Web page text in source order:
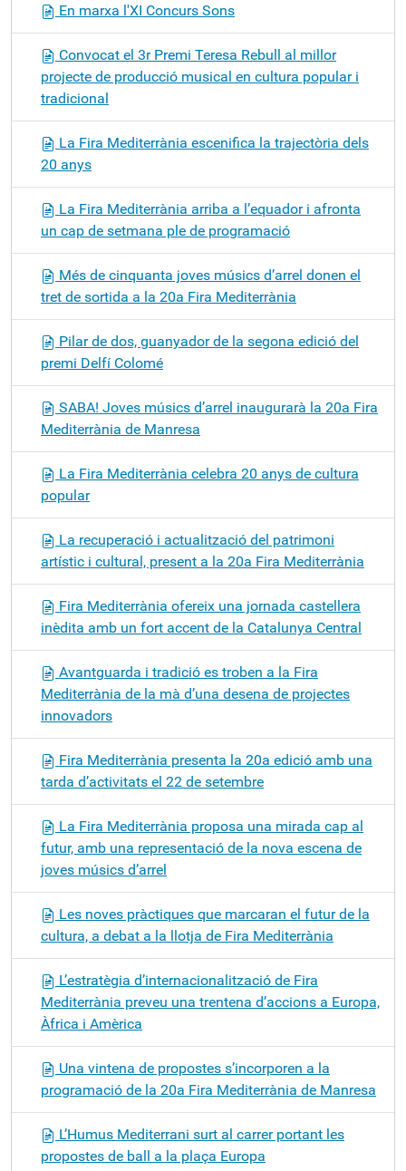
En marxa l'XI Concurs Sons
Convocat el 3r Premi Teresa Rebull al millor
projecte de producció musical en cultura popular i
tradicional
La Fira Mediterrània escenifica la trajectòria dels
20 anys
La Fira Mediterrània arriba a l’equador i afronta
un cap de setmana ple de programació
Més de cinquanta joves músics d’arrel donen el
tret de sortida a la 20a Fira Mediterrània
Pilar de dos, guanyador de la segona edició del
premi Delfí Colomé
SABA! Joves músics d’arrel inaugurarà la 20a Fira
Mediterrània de Manresa
La Fira Mediterrània celebra 20 anys de cultura
popular
La recuperació i actualització del patrimoni
artístic i cultural, present a la 20a Fira Mediterrània
Fira Mediterrània ofereix una jornada castellera
inèdita amb un fort accent de la Catalunya Central
Avantguarda i tradició es troben a la Fira
Mediterrània de la mà d’una desena de projectes
innovadors
Fira Mediterrània presenta la 20a edició amb una
tarda d’activitats el 22 de setembre
La Fira Mediterrània proposa una mirada cap al
futur, amb una representació de la nova escena de
joves músics d’arrel
Les noves pràctiques que marcaran el futur de la
cultura, a debat a la llotja de Fira Mediterrània
L’estratègia d’internacionalització de Fira
Mediterrània preveu una trentena d’accions a Europa,
Àfrica i Amèrica
Una vintena de propostes s’incorporen a la
programació de la 20a Fira Mediterrània de Manresa
L’Humus Mediterrani surt al carrer portant les
propostes de ball a la plaça Europa